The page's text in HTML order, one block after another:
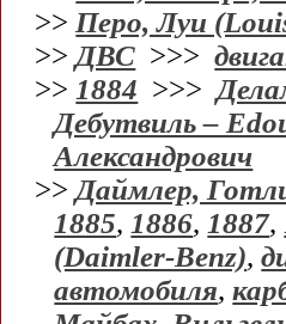
>> Перо, Луи
>>ДВС >>>
>> 1884 >>>
Дебутвиль –
Александрович
>>Даймлер,
1885, 1886, 1887,
(Daimler-Benz),
автомобиля,